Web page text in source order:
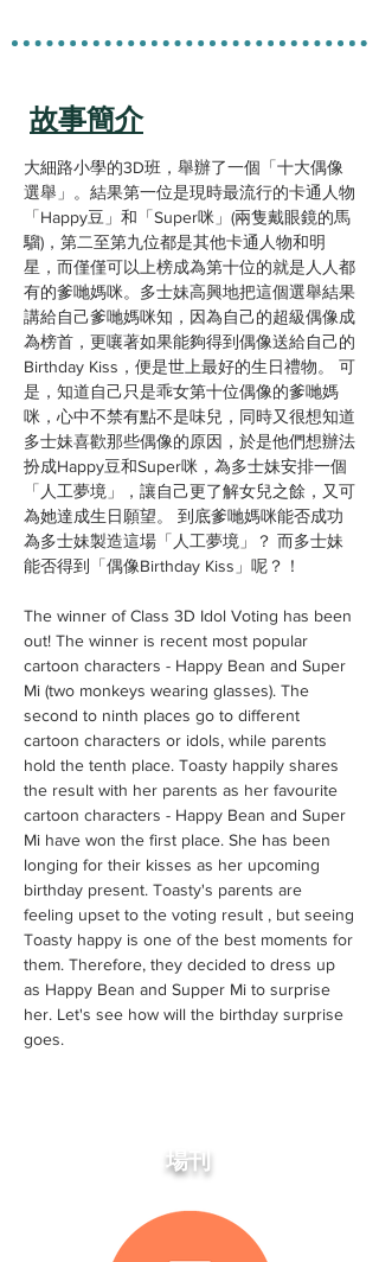
大細路小學的3D班，舉辦了一個「十大偶像
選舉」。結果第一位是現時最流行的卡通人物
「Happy豆」和「Super咪」(兩隻戴眼鏡的馬
騮)，第二至第九位都是其他卡通人物和明
星，而僅僅可以上榜成為第十位的就是人人都
有的爹哋媽咪。多士妹高興地把這個選舉結果
講給自己爹哋媽咪知，因為自己的超級偶像成
為榜首，更嚷著如果能夠得到偶像送給自己的
Birthday Kiss，便是世上最好的生日禮物。 可
是，知道自己只是乖女第十位偶像的爹哋媽
咪，心中不禁有點不是味兒，同時又很想知道
多士妹喜歡那些偶像的原因，於是他們想辦法
扮成Happy豆和Super咪，為多士妹安排一個
「人工夢境」，讓自己更了解女兒之餘，又可
為她達成生日願望。 到底爹哋媽咪能否成功
為多士妹製造這場「人工夢境」？ 而多士妹
能否得到「偶像Birthday Kiss」呢？！
The winner of Class 3D Idol Voting has been
out! The winner is recent most popular
cartoon characters - Happy Bean and Super
Mi (two monkeys wearing glasses). The
second to ninth places go to different
cartoon characters or idols, while parents
hold the tenth place. Toasty happily shares
the result with her parents as her favourite
cartoon characters - Happy Bean and Super
Mi have won the first place. She has been
longing for their kisses as her upcoming
birthday present. Toasty's parents are
feeling upset to the voting result , but seeing
Toasty happy is one of the best moments for
them. Therefore, they decided to dress up
as Happy Bean and Supper Mi to surprise
her. Let's see how will the birthday surprise
goes.
故事簡介
場刊